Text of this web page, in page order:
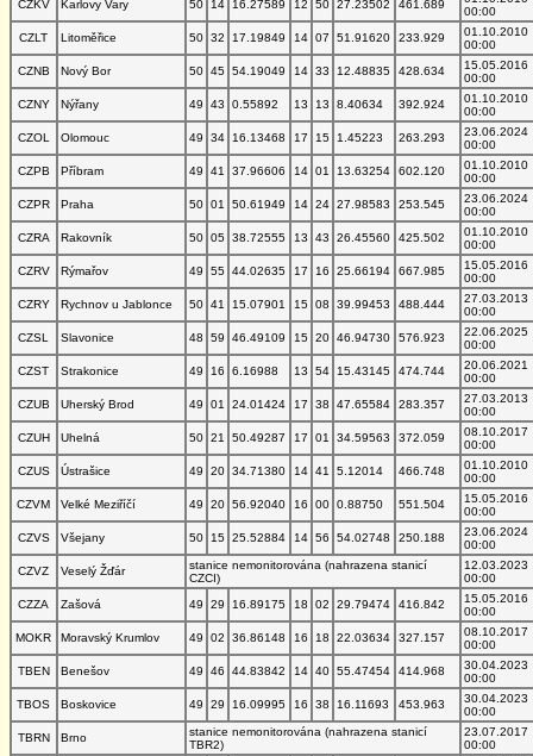
CZKV Karlovy Vary 50 14 16.27589 12 50 27.23502 461.689
00:00
CZLT
Litoměřice 50 32 17.19849 14 07 51.91620 233.929
01.10.2010
00:00
CZNB
Nový Bor 50 45 54.19049 14 33 12.48835 428.634
15.05.2016
00:00
CZNY
Nýřany 49 43 0.55892 13 13 8.40634 392.924
01.10.2010
00:00
CZOL
Olomouc 49 34 16.13468 17 15 1.45223 263.293
23.06.2024
00:00
CZPB
Příbram 49 41 37.96606 14 01 13.63254 602.120
01.10.2010
00:00
CZPR
Praha 50 01 50.61949 14 24 27.98583 253.545
23.06.2024
00:00
CZRA
Rakovník 50 05 38.72555 13 43 26.45560 425.502
01.10.2010
00:00
CZRV
Rýmařov 49 55 44.02635 17 16 25.66194 667.985
15.05.2016
00:00
CZRY
Rychnov u Jablonce 50 41 15.07901 15 08 39.99453 488.444
27.03.2013
00:00
CZSL
Slavonice 48 59 46.49109 15 20 46.94730 576.923
22.06.2025
00:00
CZST
Strakonice 49 16 6.16988 13 54 15.43145 474.744
20.06.2021
00:00
CZUB
Uherský Brod 49 01 24.01424 17 38 47.65584 283.357
27.03.2013
00:00
CZUH
Uhelná 50 21 50.49287 17 01 34.59563 372.059
08.10.2017
00:00
CZUS
Ústrašice 49 20 34.71380 14 41 5.12014 466.748
01.10.2010
00:00
CZVM
Velké Meziříčí 49 20 56.92040 16 00 0.88750 551.504
15.05.2016
00:00
CZVS
Všejany 50 15 25.52884 14 56 54.02748 250.188
23.06.2024
00:00
CZVZ
Veselý Žďár
stanice nemonitorována (nahrazena stanicí
CZCI)
12.03.2023
00:00
CZZA
Zašová 49 29 16.89175 18 02 29.79474 416.842
15.05.2016
00:00
MOKR
Moravský Krumlov 49 02 36.86148 16 18 22.03634 327.157
08.10.2017
00:00
TBEN
Benešov 49 46 44.83842 14 40 55.47454 414.968
30.04.2023
00:00
TBOS
Boskovice 49 29 16.09995 16 38 16.11693 453.963
30.04.2023
00:00
TBRN
Brno
stanice nemonitorována (nahrazena stanicí
TBR2)
23.07.2017
00:00